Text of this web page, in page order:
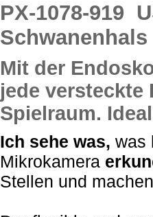
PX-1078-919
Schwanenhals
Mit der
jede versteckte
Spielraum.
Ich sehe was, was
Mikrokamera
Stellen und